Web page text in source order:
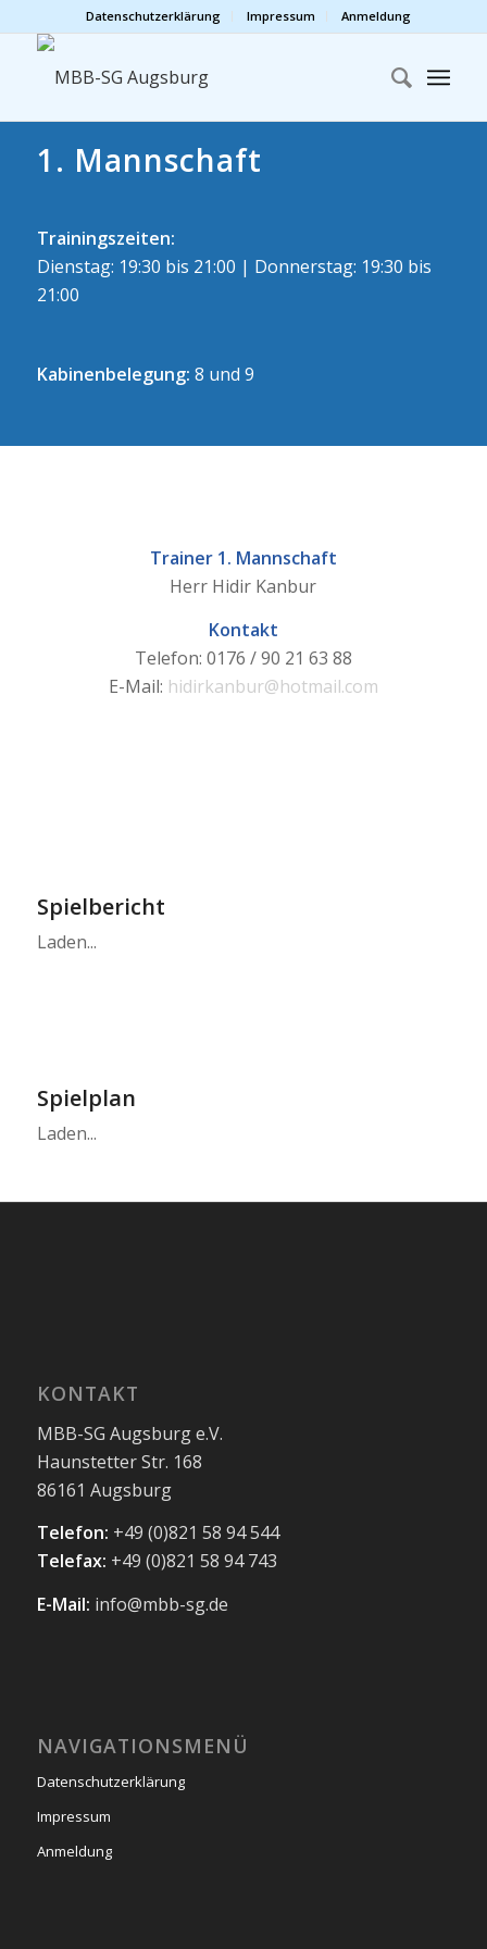
Datenschutzerklärung Impressum Anmeldung
1. Mannschaft
Trainingszeiten:
Dienstag: 19:30 bis 21:00 | Donnerstag: 19:30 bis
21:00
Kabinenbelegung: 8 und 9
Trainer 1. Mannschaft
Herr Hidir Kanbur
Kontakt
Telefon: 0176 / 90 21 63 88
E-Mail: hidirkanbur@hotmail.com
Spielbericht
Laden...
Spielplan
Laden...
KONTAKT
MBB-SG Augsburg e.V.
Haunstetter Str. 168
86161 Augsburg
Telefon: +49 (0)821 58 94 544
Telefax: +49 (0)821 58 94 743
E-Mail: info@mbb-sg.de
NAVIGATIONSMENÜ
Datenschutzerklärung
Impressum
Anmeldung